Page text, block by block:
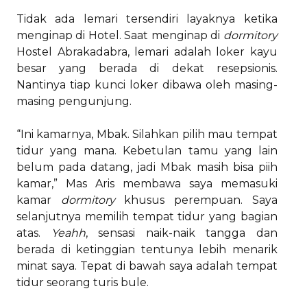
Tidak ada lemari tersendiri layaknya ketika
menginap di Hotel. Saat menginap di dormitory
Hostel Abrakadabra, lemari adalah loker kayu
besar yang berada di dekat resepsionis.
Nantinya tiap kunci loker dibawa oleh masing-
masing pengunjung.
“Ini kamarnya, Mbak. Silahkan pilih mau tempat
tidur yang mana. Kebetulan tamu yang lain
belum pada datang, jadi Mbak masih bisa piih
kamar,” Mas Aris membawa saya memasuki
kamar dormitorykhusus perempuan. Saya
selanjutnya memilih tempat tidur yang bagian
atas.
Yeahh, sensasi naik-naik tangga dan
berada di ketinggian tentunya lebih menarik
minat saya. Tepat di bawah saya adalah tempat
tidur seorang turis bule.